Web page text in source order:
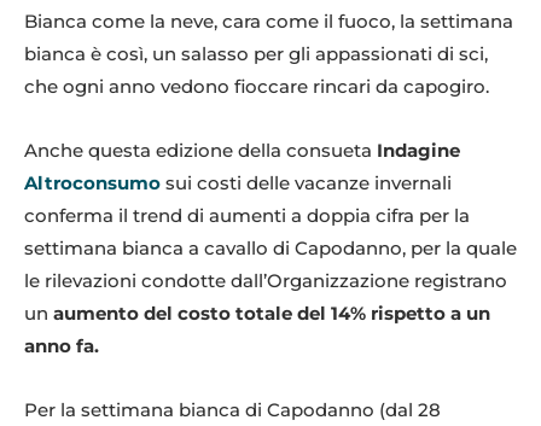
Bianca come la neve, cara come il fuoco, la settimana
bianca è così, un salasso per gli appassionati di sci,
che ogni anno vedono fioccare rincari da capogiro.
Anche questa edizione della consueta Indagine
Altroconsumo sui costi delle vacanze invernali
conferma il trend di aumenti a doppia cifra per la
settimana bianca a cavallo di Capodanno, per la quale
le rilevazioni condotte dall’Organizzazione registrano
un aumento del costo totale del 14% rispetto a un
anno fa.
Per la settimana bianca di Capodanno (dal 28